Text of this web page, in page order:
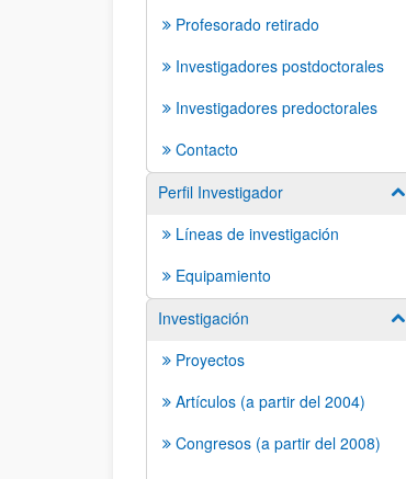
Profesorado retirado
Investigadores postdoctorales
Investigadores predoctorales
Contacto
Perfil Investigador
Líneas de investigación
Equipamiento
Investigación
Proyectos
Artículos (a partir del 2004)
Congresos (a partir del 2008)